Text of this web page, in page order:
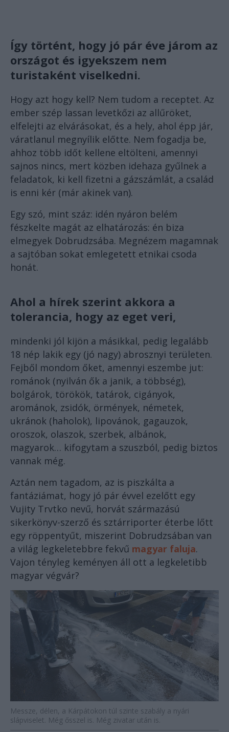
Így történt, hogy jó pár éve járom az
országot és igyekszem nem
turistaként viselkedni.
Hogy azt hogy kell? Nem tudom a receptet. Az
ember szép lassan levetkőzi az allűröket,
elfelejti az elvárásokat, és a hely, ahol épp jár,
váratlanul megnyílik előtte. Nem fogadja be,
ahhoz több időt kellene eltölteni, amennyi
sajnos nincs, mert közben idehaza gyűlnek a
feladatok, ki kell fizetni a gázszámlát, a család
is enni kér (már akinek van).
Egy szó, mint száz: idén nyáron belém
fészkelte magát az elhatározás: én biza
elmegyek Dobrudzsába. Megnézem magamnak
a sajtóban sokat emlegetett etnikai csoda
honát.
Ahol a hírek szerint akkora a
tolerancia, hogy az eget veri,
mindenki jól kijön a másikkal, pedig legalább
18 nép lakik egy (jó nagy) abrosznyi területen.
Fejből mondom őket, amennyi eszembe jut:
románok (nyilván ők a janik, a többség),
bolgárok, törökök, tatárok, cigányok,
arománok, zsidók, örmények, németek,
ukránok (haholok), lipovánok, gagauzok,
oroszok, olaszok, szerbek, albánok,
magyarok… kifogytam a szuszból, pedig biztos
vannak még.
Aztán nem tagadom, az is piszkálta a
fantáziámat, hogy jó pár évvel ezelőtt egy
Vujity Trvtko nevű, horvát származású
sikerkönyv-szerző és sztárriporter éterbe lőtt
egy röppentyűt, miszerint Dobrudzsában van
a világ legkeletebbre fekvű magyar faluja.
Vajon tényleg keményen áll ott a legkeletibb
magyar végvár?
Messze, délen, a Kárpátokon túl szinte szabály a nyári
slápviselet. Még ősszel is. Még zivatar után is.